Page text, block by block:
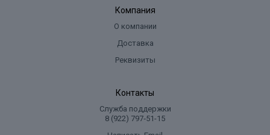
Компания
О компании
Доставка
Реквизиты
Контакты
Служба поддержки
8 (922) 797‑51-15